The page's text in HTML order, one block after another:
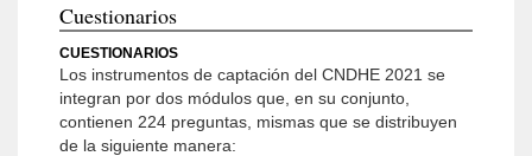
Cuestionarios
CUESTIONARIOS
Los instrumentos de captación del CNDHE 2021 se
integran por dos módulos que, en su conjunto,
contienen 224 preguntas, mismas que se distribuyen
de la siguiente manera: